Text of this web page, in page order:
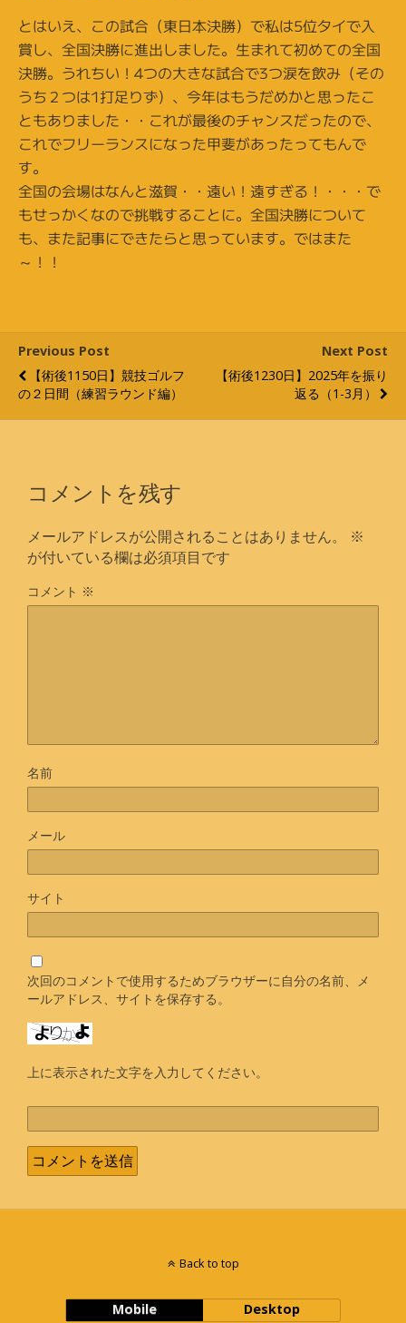
とはいえ、この試合（東日本決勝）で私は5位タイで入
賞し、全国決勝に進出しました。生まれて初めての全国
決勝。うれちい！4つの大きな試合で3つ涙を飲み（その
うち２つは1打足りず）、今年はもうだめかと思ったこ
ともありました・・これが最後のチャンスだったので、
これでフリーランスになった甲斐があったってもんで
す。
全国の会場はなんと滋賀・・遠い！遠すぎる！・・・で
もせっかくなので挑戦することに。全国決勝について
も、また記事にできたらと思っています。ではまた
～！！
Previous Post
【術後1150日】競技ゴルフ
の２日間（練習ラウンド編）
Next Post
【術後1230日】2025年を振り
返る（1-3月）
コメントを残す
メールアドレスが公開されることはありません。
※
が付いている欄は必須項目です
コメント ※
名前
メール
サイト
次回のコメントで使用するためブラウザーに自分の名前、メ
ールアドレス、サイトを保存する。
上に表示された文字を入力してください。
Back to top
Mobile Desktop